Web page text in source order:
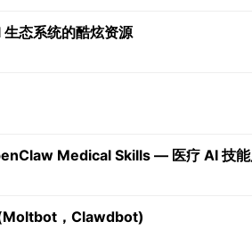
态系统的酷炫资源
Medical Skills — 医疗 AI 技
，Clawdbot)